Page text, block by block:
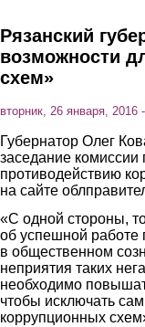
Рязанский
возможности
схем»
вторник, 26 января, 2016
Губернатор Олег
заседание
противодействию
на сайте
«С одной стороны,
об успешной работе
в общественном
неприятия таких
необходимо
чтобы исключать
коррупционных